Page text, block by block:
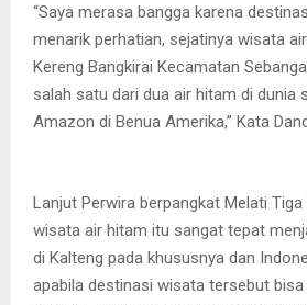
“Saya merasa bangga karena
menarik perhatian, sejatinya wisata
Kereng Bangkirai Kecamatan
salah satu dari dua air hitam di dunia
Amazon di Benua Amerika,” Kata
Lanjut Perwira berpangkat Melati
wisata air hitam itu sangat tepat
di Kalteng pada khususnya dan
apabila destinasi wisata tersebut